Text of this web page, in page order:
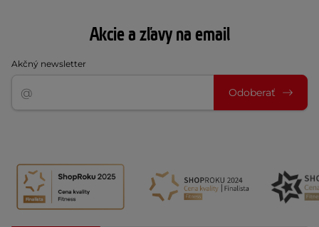
Akcie a zľavy na email
Akčný newsletter
Odoberať